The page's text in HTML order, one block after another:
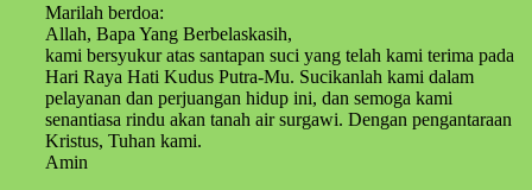
Marilah berdoa:
Allah, Bapa Yang Berbelaskasih,
kami bersyukur atas santapan suci yang telah kami terima pada
Hari Raya Hati Kudus Putra-Mu. Sucikanlah kami dalam
pelayanan dan perjuangan hidup ini, dan semoga kami
senantiasa rindu akan tanah air surgawi. Dengan pengantaraan
Kristus, Tuhan kami.
Amin